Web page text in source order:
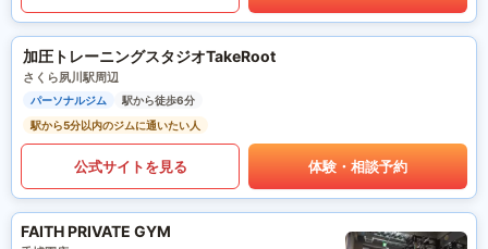
加圧トレーニングスタジオTakeRoot
さくら夙川駅周辺
パーソナルジム
駅から徒歩6分
駅から5分以内のジムに通いたい人
公式サイトを見る 体験・相談予約
FAITH PRIVATE GYM